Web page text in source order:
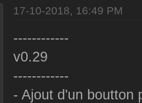
17-10-2018, 16:49 PM
------------
v0.29
------------
- Ajout d'un boutton